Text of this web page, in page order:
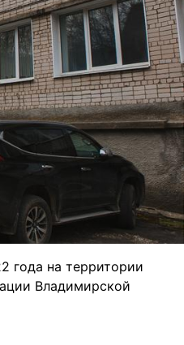
года на территории
Владимирской